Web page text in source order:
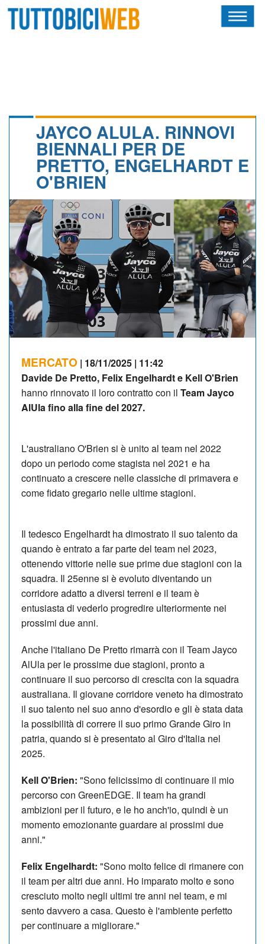
CALENDARIO
ALBI D'ORO
NEWSLETTER
JAYCO ALULA. RINNOVI
BIENNALI PER DE
PRETTO, ENGELHARDT E
O'BRIEN
MERCATO | 18/11/2025 | 11:42
Davide De Pretto, Felix Engelhardt e Kell O'Brien
hanno rinnovato il loro contratto con il Team Jayco
AlUla fino alla fine del 2027.
L'australiano O'Brien si è unito al team nel 2022
dopo un periodo come stagista nel 2021 e ha
continuato a crescere nelle classiche di primavera e
come fidato gregario nelle ultime stagioni.
Il tedesco Engelhardt ha dimostrato il suo talento da
quando è entrato a far parte del team nel 2023,
ottenendo vittorie nelle sue prime due stagioni con la
squadra. Il 25enne si è evoluto diventando un
corridore adatto a diversi terreni e il team è
entusiasta di vederlo progredire ulteriormente nei
prossimi due anni.
Anche l'italiano De Pretto rimarrà con il Team Jayco
AlUla per le prossime due stagioni, pronto a
continuare il suo percorso di crescita con la squadra
australiana. Il giovane corridore veneto ha dimostrato
il suo talento nel suo anno d'esordio e gli è stata data
la possibilità di correre il suo primo Grande Giro in
patria, quando si è presentato al Giro d'Italia nel
2025.
Kell O'Brien: "Sono felicissimo di continuare il mio
percorso con GreenEDGE. Il team ha grandi
ambizioni per il futuro, e le ho anch'io, quindi è un
momento emozionante guardare ai prossimi due
anni."
Felix Engelhardt: "Sono molto felice di rimanere con
il team per altri due anni. Ho imparato molto e sono
cresciuto molto negli ultimi tre anni nel team, e mi
sento davvero a casa. Questo è l'ambiente perfetto
per continuare a migliorare."